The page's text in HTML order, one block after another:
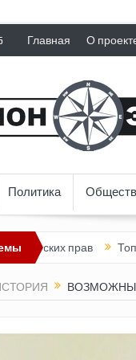
Главная О
Политика
Топливный
ВОЗМОЖНЫ